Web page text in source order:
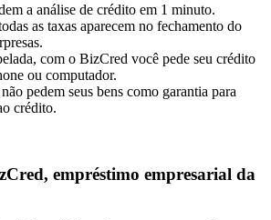
a análise de crédito em 1 minuto.
as taxas aparecem no fechamento do
com o BizCred você pede seu crédito
ou computador.
não pedem seus bens como garantia para
crédito.
empréstimo empresarial da